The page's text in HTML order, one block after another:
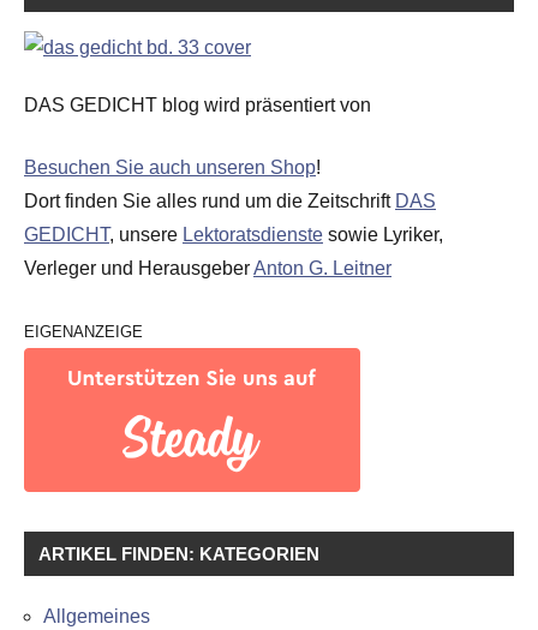
DAS GEDICHT blog wird präsentiert von
Besuchen Sie auch unseren Shop!
Dort finden Sie alles rund um die Zeitschrift DAS
GEDICHT, unsere Lektoratsdienste sowie Lyriker,
Verleger und HerausgeberAnton G. Leitner
EIGENANZEIGE
ARTIKEL FINDEN: KATEGORIEN
Allgemeines